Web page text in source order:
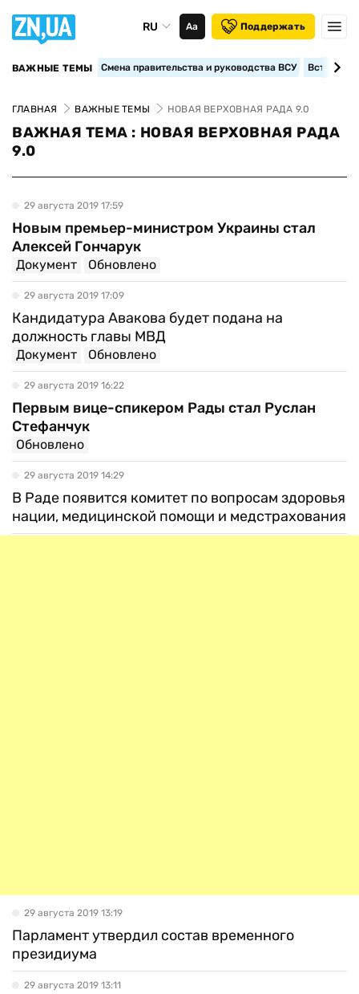
RU Аа Поддержать
ВАЖНЫЕ ТЕМЫ Смена правительства и руководства ВСУ
ГЛАВНАЯ ВАЖНЫЕ ТЕМЫ НОВАЯ ВЕРХОВНАЯ РАДА 9.0
ВАЖНАЯ ТЕМА : НОВАЯ ВЕРХОВНАЯ РАДА
9.0
29 августа 2019 17:59
Новым премьер-министром Украины стал
Алексей Гончарук
Документ Обновлено
29 августа 2019 17:09
Кандидатура Авакова будет подана на
должность главы МВД
Документ Обновлено
29 августа 2019 16:22
Первым вице-спикером Рады стал Руслан
Стефанчук
Обновлено
29 августа 2019 14:29
В Раде появится комитет по вопросам здоровья
нации, медицинской помощи и медстрахования
29 августа 2019 13:19
Парламент утвердил состав временного
президиума
29 августа 2019 13:11